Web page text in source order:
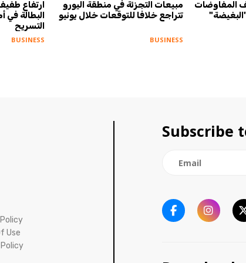
ارتفاع
البطالة في
التسريح
BUSINESS
مبيعات التجزئة في منطقة اليورو
تتراجع خلافا للتوقعات خلال يونيو
BUSINESS
المفاوضات
Use
Subscribe